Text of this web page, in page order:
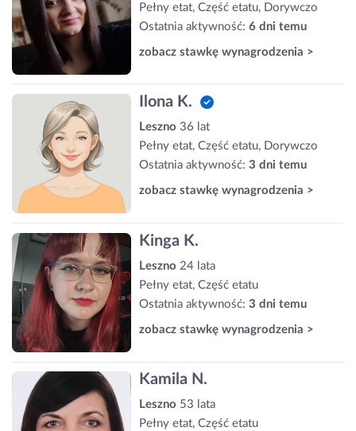
Pełny etat, Część etatu, Dorywczo
Ostatnia aktywność: 6 dni temu
zobacz stawkę wynagrodzenia >
Ilona K.
Leszno 36 lat
Pełny etat, Część etatu, Dorywczo
Ostatnia aktywność: 3 dni temu
zobacz stawkę wynagrodzenia >
Kinga K.
Leszno 24 lata
Pełny etat, Część etatu
Ostatnia aktywność: 3 dni temu
zobacz stawkę wynagrodzenia >
Kamila N.
Leszno 53 lata
Pełny etat, Część etatu